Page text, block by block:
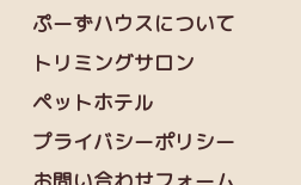
ぷーずハウスについて
トリミングサロン
ペットホテル
プライバシーポリシー